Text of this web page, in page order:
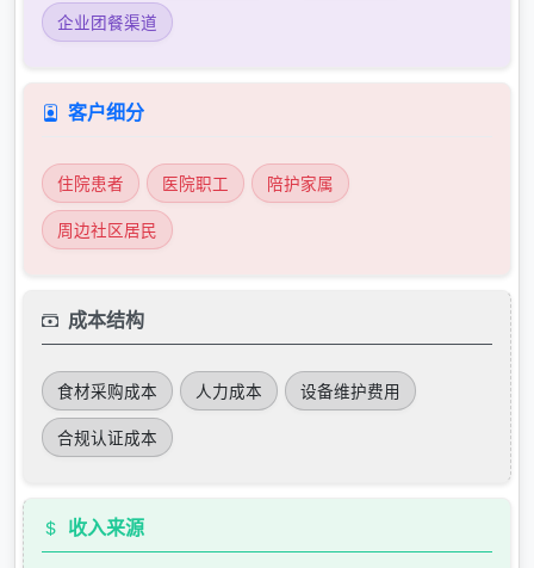
企业团餐渠道
客户细分
住院患者 医院职工 陪护家属
周边社区居民
成本结构
食材采购成本 人力成本 设备维护费用
合规认证成本
收入来源